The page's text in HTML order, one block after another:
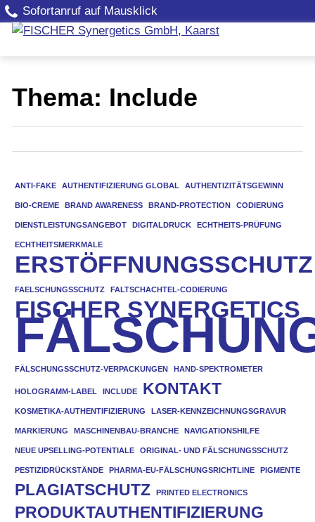
Sofortanruf auf Mausklick
Thema: Include
ANTI-FAKE AUTHENTIFIZIERUNG GLOBAL AUTHENTIZITÄTSGEWINN
BIO-CREME BRAND AWARENESS BRAND-PROTECTION CODIERUNG
DIENSTLEISTUNGSANGEBOT DIGITALDRUCK ECHTHEITS-PRÜFUNG
ECHTHEITSMERKMALE
ERSTÖFFNUNGSSCHUTZ
FAELSCHUNGSSCHUTZ FALTSCHACHTEL-CODIERUNG
FISCHER SYNERGETICS
FÄLSCHUNGSSCHUTZ-VERPACKUNGEN HAND-SPEKTROMETER
HOLOGRAMM-LABEL INCLUDE KONTAKT
KOSMETIKA-AUTHENTIFIZIERUNG LASER-KENNZEICHNUNGSGRAVUR
MARKIERUNG MASCHINENBAU-BRANCHE NAVIGATIONSHILFE
NEUE UPSELLING-POTENTIALE ORIGINAL- UND FÄLSCHUNGSSCHUTZ
PESTIZIDRÜCKSTÄNDE PHARMA-EU-FÄLSCHUNGSRICHTLINE PIGMENTE
PLAGIATSCHUTZ PRINTED ELECTRONICS
PRODUKTAUTHENTIFIZIERUNG